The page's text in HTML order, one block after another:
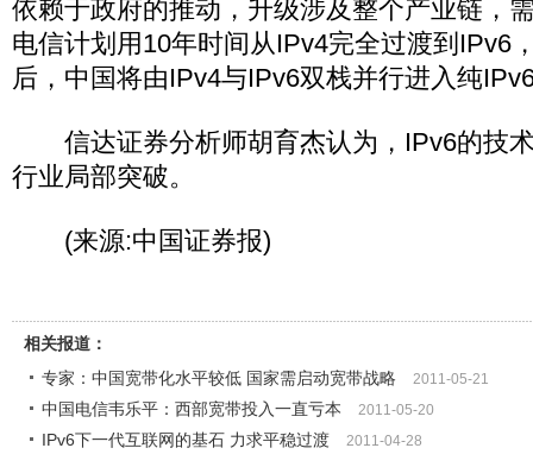
依赖于政府的推动，升级涉及整个产业链，
电信计划用10年时间从IPv4完全过渡到IPv6
后，中国将由IPv4与IPv6双栈并行进入纯
信达证券分析师胡育杰认为，IPv6的技
行业局部突破。
(来源:中国证券报)
相关报道：
专家：中国宽带化水平较低 国家需启动宽带战略
2011-05-21
中国电信韦乐平：西部宽带投入一直亏本 2011-05-20
IPv6下一代互联网的基石 力求平稳过渡 2011-04-28